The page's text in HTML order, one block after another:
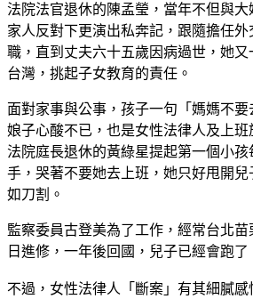
法院法官退休的陳孟瑩，當年不但與
家人反對下更演出私奔記，跟隨擔任
職，直到丈夫六十五歲因病過世，她又
台灣，挑起子女教育的責任。
面對家事與公事，孩子一句「媽媽不
娘子心酸不已，也是女性法律人及上
法院庭長退休的黃綠星提起第一個小
手，哭著不要她去上班，她只好甩開
如刀割。
監察委員古登美為了工作，經常台北
日進修，一年後回國，兒子已經會跑了
不過，女性法律人「斷案」有其細膩